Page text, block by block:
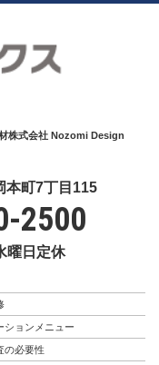
株式会社 Nozomi Design
本町7丁目115
2500
曜日定休
ションメニュー
の必要性